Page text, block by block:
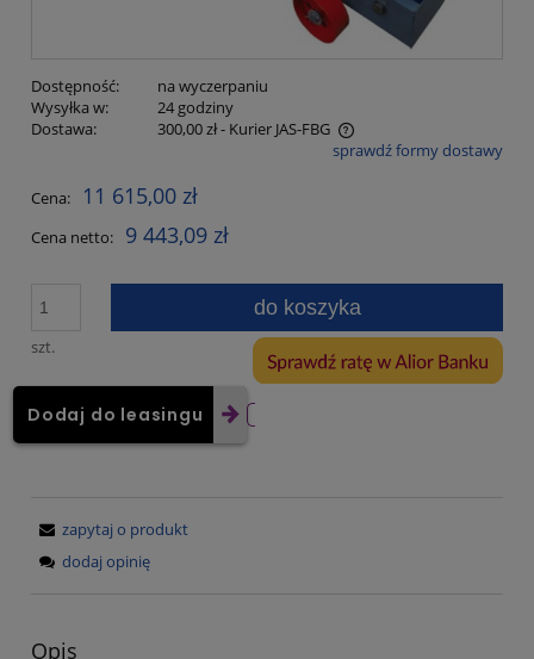
Dostępność:
na wyczerpaniu
Wysyłka w:
24 godziny
Dostawa:
300,00 zł- Kurier JAS-FBG
Cena nie zawiera ewentualnych kosztów płatnościsprawdź formy dostawy
Cena: 11 615,00 zł
Cena netto: 9 443,09 zł
szt.
do koszyka
Dodaj do leasingu
zapytaj o produkt
dodaj opinię
Opis